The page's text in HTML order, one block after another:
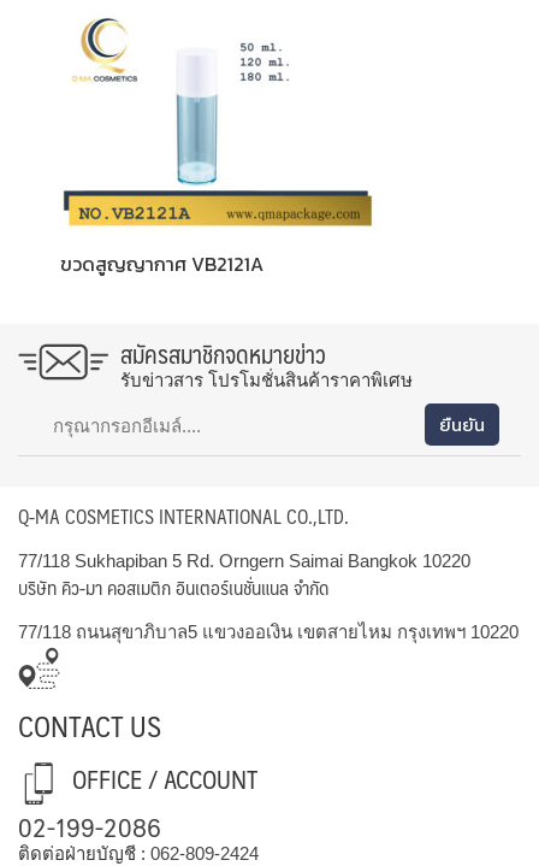
ขวดสูญญากาศ VB2121A
สมัครสมาชิกจดหมายข่าว
รับข่าวสาร โปรโมชั่นสินค้าราคาพิเศษ
Q-MA COSMETICS INTERNATIONAL CO.,LTD.
77/118 Sukhapiban 5 Rd. Orngern Saimai Bangkok 10220
บริษัท คิว-มา คอสเมติก อินเตอร์เนชั่นแนล จำกัด
77/118 ถนนสุขาภิบาล5 แขวงออเงิน เขตสายไหม กรุงเทพฯ 10220
CONTACT US
OFFICE / ACCOUNT
02-199-2086
ติดต่อฝ่ายบัญชี : 062-809-2424